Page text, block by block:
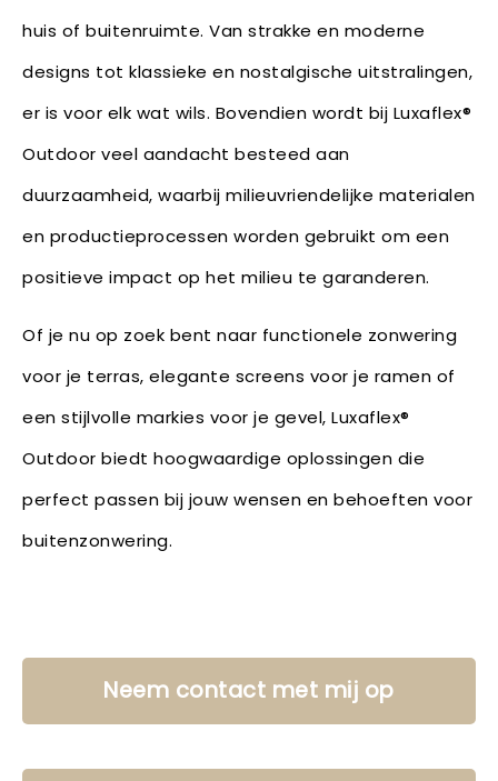
huis of buitenruimte. Van strakke en moderne
designs tot klassieke en nostalgische uitstralingen,
er is voor elk wat wils. Bovendien wordt bij Luxaflex®
Outdoor veel aandacht besteed aan
duurzaamheid, waarbij milieuvriendelijke materialen
en productieprocessen worden gebruikt om een
positieve impact op het milieu te garanderen.
Of je nu op zoek bent naar functionele zonwering
voor je terras, elegante screens voor je ramen of
een stijlvolle markies voor je gevel, Luxaflex®
Outdoor biedt hoogwaardige oplossingen die
perfect passen bij jouw wensen en behoeften voor
buitenzonwering.
Neem contact met mij op